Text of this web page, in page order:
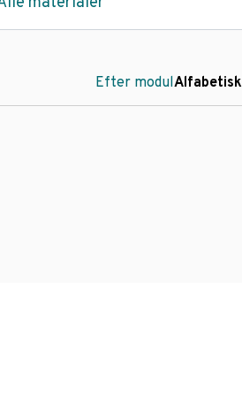
Efter modulAlfabetisk